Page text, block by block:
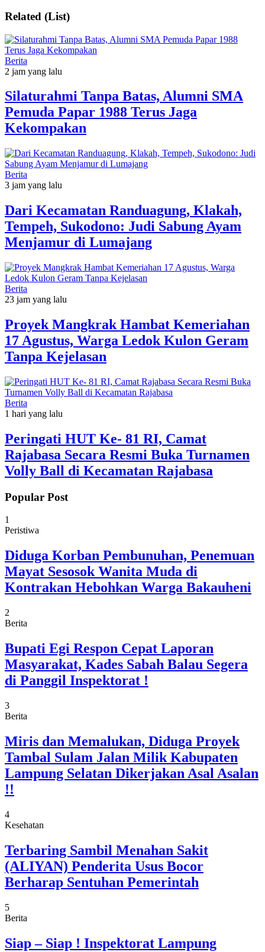
Related (List)
Berita
2 jam yang lalu
Silaturahmi Tanpa Batas, Alumni SMA
Pemuda Papar 1988 Terus Jaga
Kekompakan
Berita
3 jam yang lalu
‎Dari Kecamatan Randuagung, Klakah,
Tempeh, Sukodono: Judi Sabung Ayam
Menjamur di Lumajang
Berita
23 jam yang lalu
‎Proyek Mangkrak Hambat Kemeriahan
17 Agustus, Warga Ledok Kulon Geram
Tanpa Kejelasan
Berita
1 hari yang lalu
Peringati HUT Ke- 81 RI, Camat
Rajabasa Secara Resmi Buka Turnamen
Volly Ball di Kecamatan Rajabasa
Popular Post
1
Peristiwa
Diduga Korban Pembunuhan, Penemuan
Mayat Sesosok Wanita Muda di
Kontrakan Hebohkan Warga Bakauheni
2
Berita
Bupati Egi Respon Cepat Laporan
Masyarakat, Kades Sabah Balau Segera
di Panggil Inspektorat !
3
Berita
Miris dan Memalukan, Diduga Proyek
Tambal Sulam Jalan Milik Kabupaten
Lampung Selatan Dikerjakan Asal Asalan
!!
4
Kesehatan
Terbaring Sambil Menahan Sakit
(ALIYAN) Penderita Usus Bocor
Berharap Sentuhan Pemerintah
5
Berita
Siap – Siap ! Inspektorat Lampung